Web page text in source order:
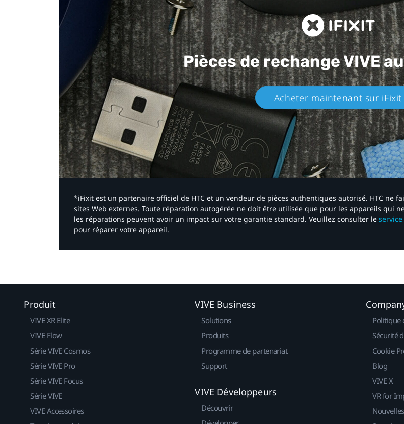
Pièces de rechangeVIVE
Acheter maintenant sur iFixit​
*iFixit est un partenaire officiel de HTC et un vendeur de pièces authentiques autorisé. HTC ne
sites Web externes. Toute réparation autogérée ne doit être utilisée que pour les appareils qui
les réparations peuvent avoir un impact sur votre garantie standard. Veuillez consulter le
pour réparer votre appareil.​
Produit
VIVE XR Elite
VIVE Flow
Série VIVE Cosmos
Série VIVE Pro
Série VIVE Focus
Série VIVE
VIVE Accessoires
VIVE Business
Solutions
Produits
Programme de partenariat
Support
VIVE Développeurs
Découvrir
Politique
Sécurité
Cookie
Blog
VIVE X
VR for